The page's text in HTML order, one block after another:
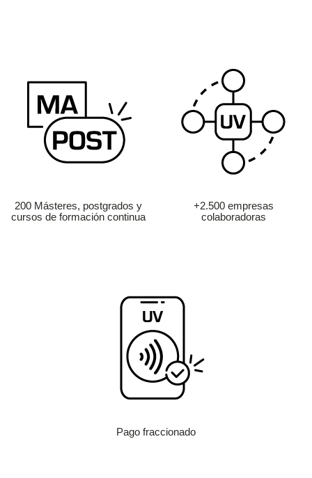
200 Másteres, postgrados y
cursos de formación continua
+2.500 empresas
colaboradoras
Pago fraccionado